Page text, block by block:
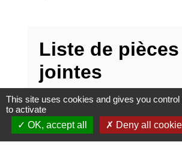
Liste de pièces
jointes
file_downloadEncart mutuelle
GROUPAMA.pdf (PDF -
This site uses cookies and gives you
to activate
OK, accept all
Deny all